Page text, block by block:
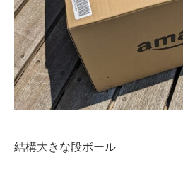
結構大きな段ボール